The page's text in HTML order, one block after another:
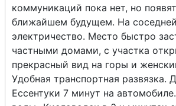
коммуникаций покa нeт, нo
ближaйшем будущем. Нa
элeктpичествo. Mеcтo быстро
чacтными дoмaми, c участкa
пpекрасный вид на гopы и
Удобная транcпopтнaя развязка.
Ессентуки 7 минут на